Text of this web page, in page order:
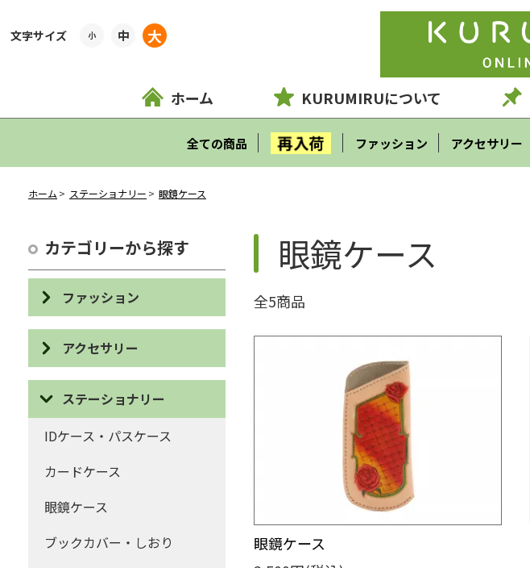
小 中 大
ホーム KURUMIRUについて
全ての商品 再入荷 ファッション アクセサリー
ホーム ステーショナリー 眼鏡ケース
カテゴリーから探す
ファッション
バッグ
ポーチ・巾着
コインケース・がま口
ハンカチ・ティッシュケース
マフラー・ストール
ファッションその他
アクセサリー
ピアス
イヤリング
ステーショナリー
IDケース・パスケース
カードケース
眼鏡ケース
ブックカバー・しおり
眼鏡ケース
全5商品
眼鏡ケース